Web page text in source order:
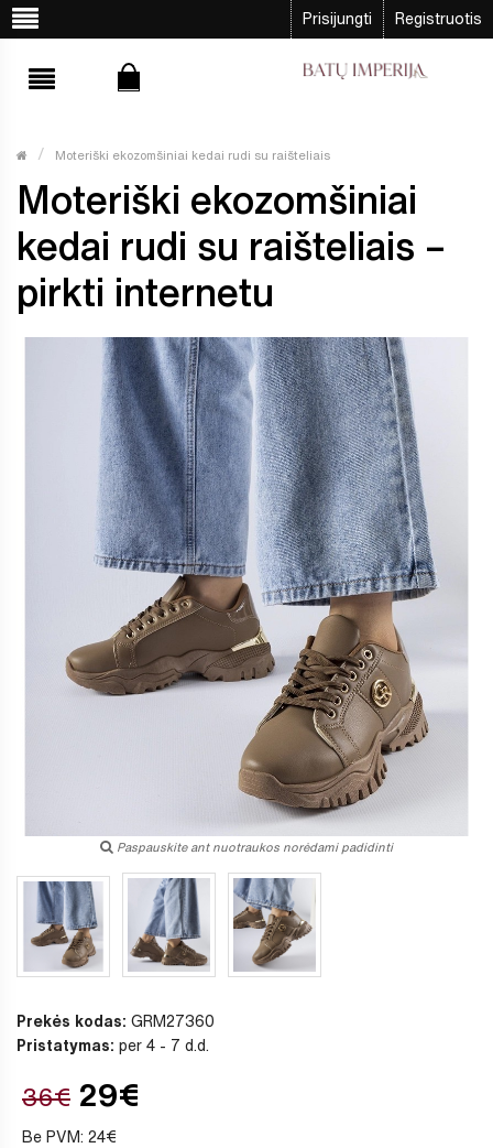
Prisijungti Registruotis
Moteriški ekozomšiniai kedai rudi su raišteliais
Moteriški ekozomšiniai
kedai rudi su raišteliais –
pirkti internetu
Paspauskite ant nuotraukos norėdami padidinti
Prekės kodas: GRM27360
Pristatymas: per 4 - 7 d.d.
36€ 29€
Be PVM: 24€